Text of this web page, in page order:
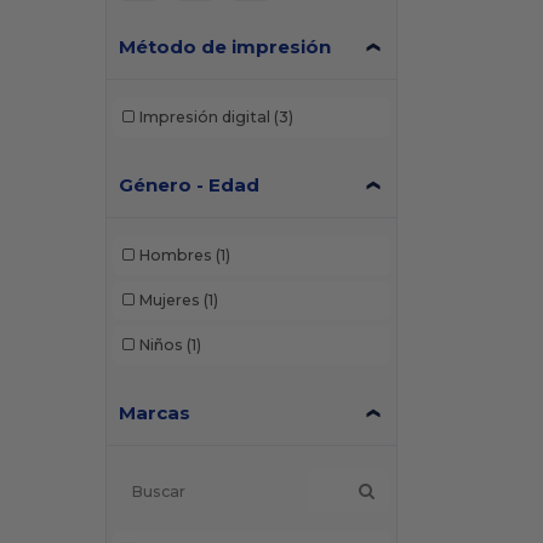
Método de impresión
Impresión digital (3)
Género - Edad
Hombres (1)
Mujeres (1)
Niños (1)
Marcas